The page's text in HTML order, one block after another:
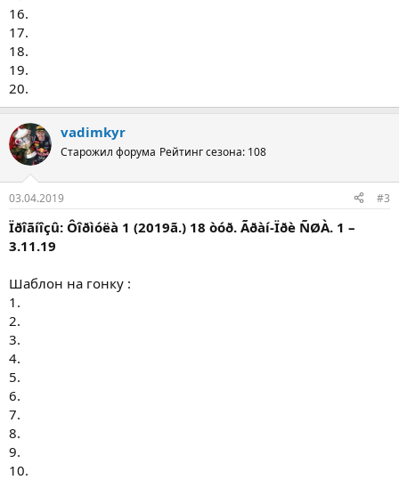
16.
17.
18.
19.
20.
vadimkyr
Старожил форума Рейтинг сезона: 108
03.04.2019 #3
Ïðîãíîçû: Ôîðìóëà 1 (2019ã.) 18 òóð. Ãðàí-Ïðè ÑØÀ. 1 –
3.11.19
Шаблон на гонку :
1.
2.
3.
4.
5.
6.
7.
8.
9.
10.